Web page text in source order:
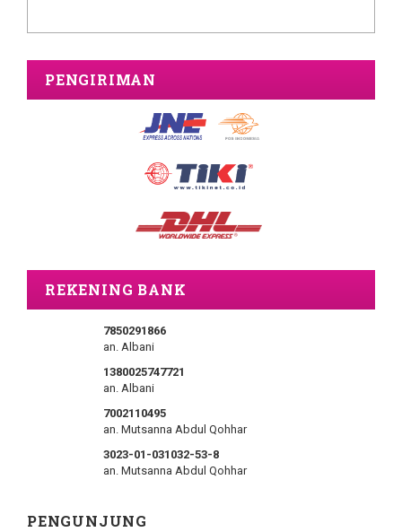
PENGIRIMAN
REKENING BANK
7850291866
an. Albani
1380025747721
an. Albani
7002110495
an. Mutsanna Abdul Qohhar
3023-01-031032-53-8
an. Mutsanna Abdul Qohhar
PENGUNJUNG